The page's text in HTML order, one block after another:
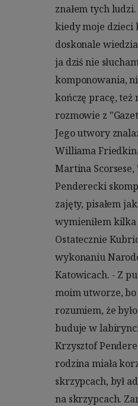
znałem tych
kiedy moje dzieci
doskonale
ja dziś nie
komponowania,
kończę pracę, też
rozmowie z
Jego utwory
Williama
Martina
Penderecki
zajęty, pisałem
wymieniłem kilka
Ostatecznie
wykonaniu
Katowicach. - Z
moim utworze,
rozumiem, że
buduje w
Krzysztof
rodzina miała
skrzypcach, był
na skrzypcach.
W 1976 r. kupił
Sam
dalekich podróży.
gatunków drzew,
prywatnej
inwestycja publiczna i hołd złożony
miejsce
Lusławice,
Krzysztof
symfonie,
kameralną i
zresztą słabość do
jego muzyka
Dzięki
złożony, i
nigdy nie przestał
zdradziłem awangardę, ale
pokazał, że
potem to już było
dalej w ten
zawrócić i